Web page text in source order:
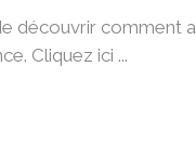
découvrir comment
Cliquez ici